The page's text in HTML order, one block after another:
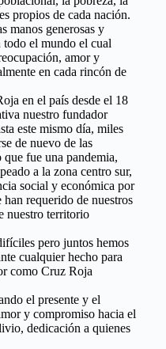
propios de cada nación.
manos generosas y
el mundo el cual
amor y
en cada rincón de
en el país desde el 18
nuestro fundador
este mismo día, miles
de nuevo de las
que fue una pandemia,
a la zona centro sur,
social y económica por
requerido de nuestros
nuestro territorio
pero juntos hemos
cualquier hecho para
como Cruz Roja
el presente y el
y compromiso hacia el
dedicación a quienes